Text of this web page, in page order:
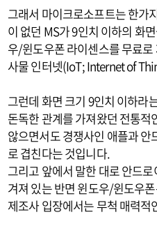
그래서 마이크로소프트는 한가
이 없던 MS가 9인치 이하의 화
우/윈도우폰 라이센스를 무료
사물 인터넷(IoT; Internet of
그런데 화면 크기 9인치 이하라
돈독한 관계를 가져왔던 전통적
않으면서도 경쟁사인 애플과
로 겹친다는 것입니다.
그리고 앞에서 말한 대로 안드
겨져 있는 반면 윈도우/윈도우
제조사 입장에서는 무척 매력적